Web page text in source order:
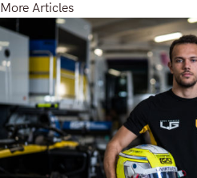
More Articles